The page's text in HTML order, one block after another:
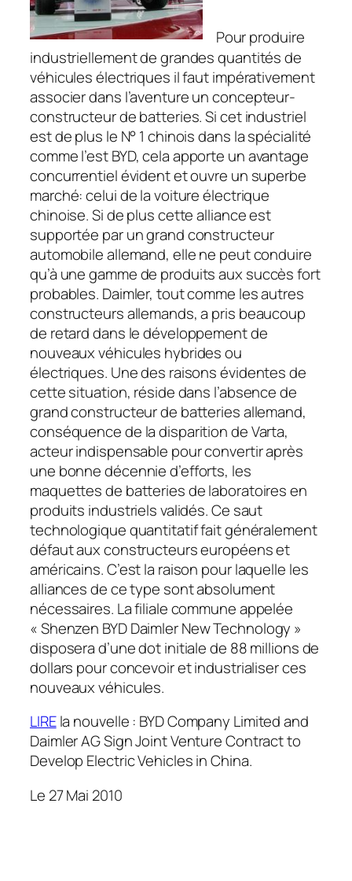
Pour produire
industriellement de grandes quantités de
véhicules électriques il faut impérativement
associer dans l’aventure un concepteur-
constructeur de batteries. Si cet industriel
est de plus le N° 1 chinois dans la spécialité
comme l’est BYD, cela apporte un avantage
concurrentiel évident et ouvre un superbe
marché: celui de la voiture électrique
chinoise. Si de plus cette alliance est
supportée par un grand constructeur
automobile allemand, elle ne peut conduire
qu’à une gamme de produits aux succès fort
probables. Daimler, tout comme les autres
constructeurs allemands, a pris beaucoup
de retard dans le développement de
nouveaux véhicules hybrides ou
électriques. Une des raisons évidentes de
cette situation, réside dans l’absence de
grand constructeur de batteries allemand,
conséquence de la disparition de Varta,
acteur indispensable pour convertir après
une bonne décennie d’efforts, les
maquettes de batteries de laboratoires en
produits industriels validés. Ce saut
technologique quantitatif fait généralement
défaut aux constructeurs européens et
américains. C’est la raison pour laquelle les
alliances de ce type sont absolument
nécessaires. La filiale commune appelée
« Shenzen BYD Daimler New Technology »
disposera d’une dot initiale de 88 millions de
dollars pour concevoir et industrialiser ces
nouveaux véhicules.
LIREla nouvelle : BYD Company Limited and
Daimler AG Sign Joint Venture Contract to
Develop Electric Vehicles in China.
Le 27 Mai 2010